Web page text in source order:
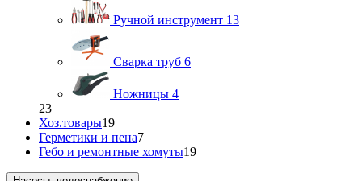
Ручной инструмент 13
Сварка труб 6
Ножницы 4
23
Хоз.товары19
Герметики и пена7
Гебо и ремонтные хомуты19